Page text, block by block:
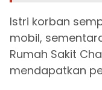
Istri korban
mobil,
Rumah Sakit
mendapatkan